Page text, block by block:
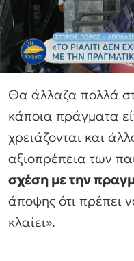
Θα άλλαζα πολλά
κάποια πράγματα
χρειάζονται και
αξιοπρέπεια των
σχέση με την
άποψης ότι πρέπει
κλαίει».